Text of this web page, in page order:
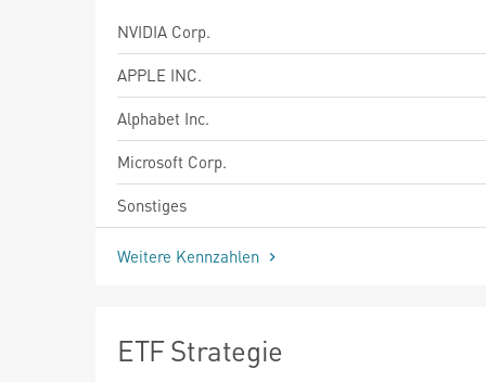
NVIDIA Corp.
APPLE INC.
Alphabet Inc.
Microsoft Corp.
Sonstiges
Weitere Kennzahlen
ETF Strategie